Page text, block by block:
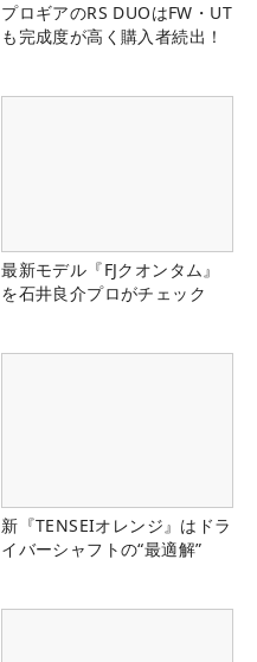
プロギアのRS DUOはFW・UT
も完成度が高く購入者続出！
最新モデル『FJクオンタム』
を石井良介プロがチェック
新『TENSEIオレンジ』はドラ
イバーシャフトの“最適解”